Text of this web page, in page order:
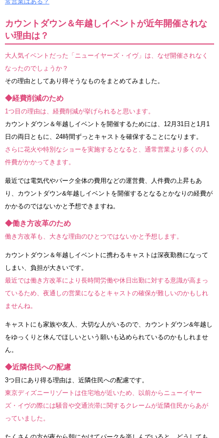
カウントダウン＆年越しイベントが近年開催されな
い理由は？
大人気イベントだった「ニューイヤーズ・イヴ」は、なぜ開催されなく
なったのでしょうか？
その理由としてあり得そうなものをまとめてみました。
◆経費削減のため
1つ目の理由は、経費削減が挙げられると思います。
カウントダウン＆年越しイベントを開催するためには、12月31日と1月1
日の両日ともに、24時間ずっとキャストを確保することになります。
さらに花火や特別なショーを実施するとなると、通常営業より多くの人
件費がかかってきます。
最近では電気代やパーク全体の費用などの運営費、人件費の上昇もあ
り、カウントダウン&年越しイベントを開催するとなるとかなりの経費が
かかるのではないかと予想できますね。
◆働き方改革のため
働き方改革も、大きな理由のひとつではないかと予想します。
カウントダウン＆年越しイベントに携わるキャストは深夜勤務になって
しまい、負担が大きいです。
最近では働き方改革により長時間労働や休日出勤に対する意識が高まっ
ているため、夜通しの営業になるとキャストの確保が難しいのかもしれ
ませんね。
キャストにも家族や友人、大切な人がいるので、カウントダウン&年越し
をゆっくりと休んでほしいという願いも込められているのかもしれませ
ん。
◆近隣住民への配慮
3つ目にあり得る理由は、近隣住民への配慮です。
東京ディズニーリゾートは住宅地が近いため、以前からニューイヤー
ズ・イヴの際には騒音や交通渋滞に関するクレームが近隣住民からあが
っていました。